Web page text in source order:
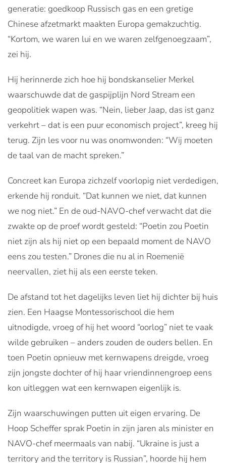
generatie: goedkoop Russisch gas en een gretige
Chinese afzetmarkt maakten Europa gemakzuchtig.
“Kortom, we waren lui en we waren zelfgenoegzaam”,
zei hij.
Hij herinnerde zich hoe hij bondskanselier Merkel
waarschuwde dat de gaspijplijn Nord Stream een
geopolitiek wapen was. “Nein, lieber Jaap, das ist ganz
verkehrt – dat is een puur economisch project”, kreeg hij
terug. Zijn les voor nu was onomwonden: “Wij moeten
de taal van de macht spreken.”
Concreet kan Europa zichzelf voorlopig niet verdedigen,
erkende hij ronduit. “Dat kunnen we niet, dat kunnen
we nog niet.” En de oud-NAVO-chef verwacht dat die
zwakte op de proef wordt gesteld: “Poetin zou Poetin
niet zijn als hij niet op een bepaald moment de NAVO
eens zou testen.” Drones die nu al in Roemenië
neervallen, ziet hij als een eerste teken.
De afstand tot het dagelijks leven liet hij dichter bij huis
zien. Een Haagse Montessorischool die hem
uitnodigde, vroeg of hij het woord “oorlog” niet te vaak
wilde gebruiken – anders zouden de ouders bellen. En
toen Poetin opnieuw met kernwapens dreigde, vroeg
zijn jongste dochter of hij haar vriendinnengroep eens
kon uitleggen wat een kernwapen eigenlijk is.
Zijn waarschuwingen putten uit eigen ervaring. De
Hoop Scheffer sprak Poetin in zijn jaren als minister en
NAVO-chef meermaals van nabij. “Ukraine is just a
territory and the territory is Russian”, hoorde hij hem